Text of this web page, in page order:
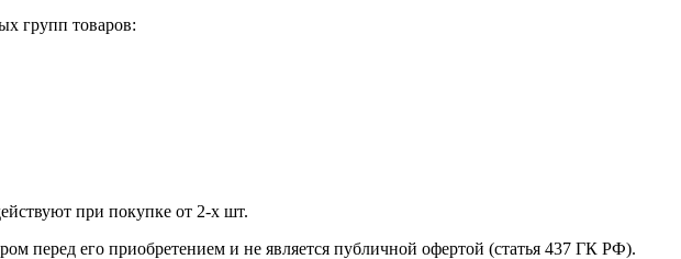
групп товаров:
при покупке от 2-х шт.
перед его приобретением и не является публичной офертой (статья 437 ГК РФ).